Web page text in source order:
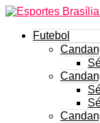
Futebol